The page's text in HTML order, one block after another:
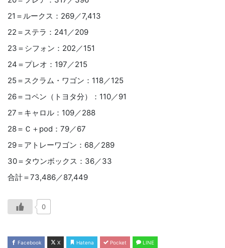
21＝ルークス：269／7,413
22＝ステラ：241／209
23＝シフォン：202／151
24＝プレオ：197／215
25＝スクラム・ワゴン：118／125
26＝コペン（トヨタ分）：110／91
27＝キャロル：109／288
28＝Ｃ＋pod：79／67
29＝アトレーワゴン：68／289
30＝タウンボックス：36／33
合計＝73,486／87,449
0
Facebook X Hatena Pocket LINE